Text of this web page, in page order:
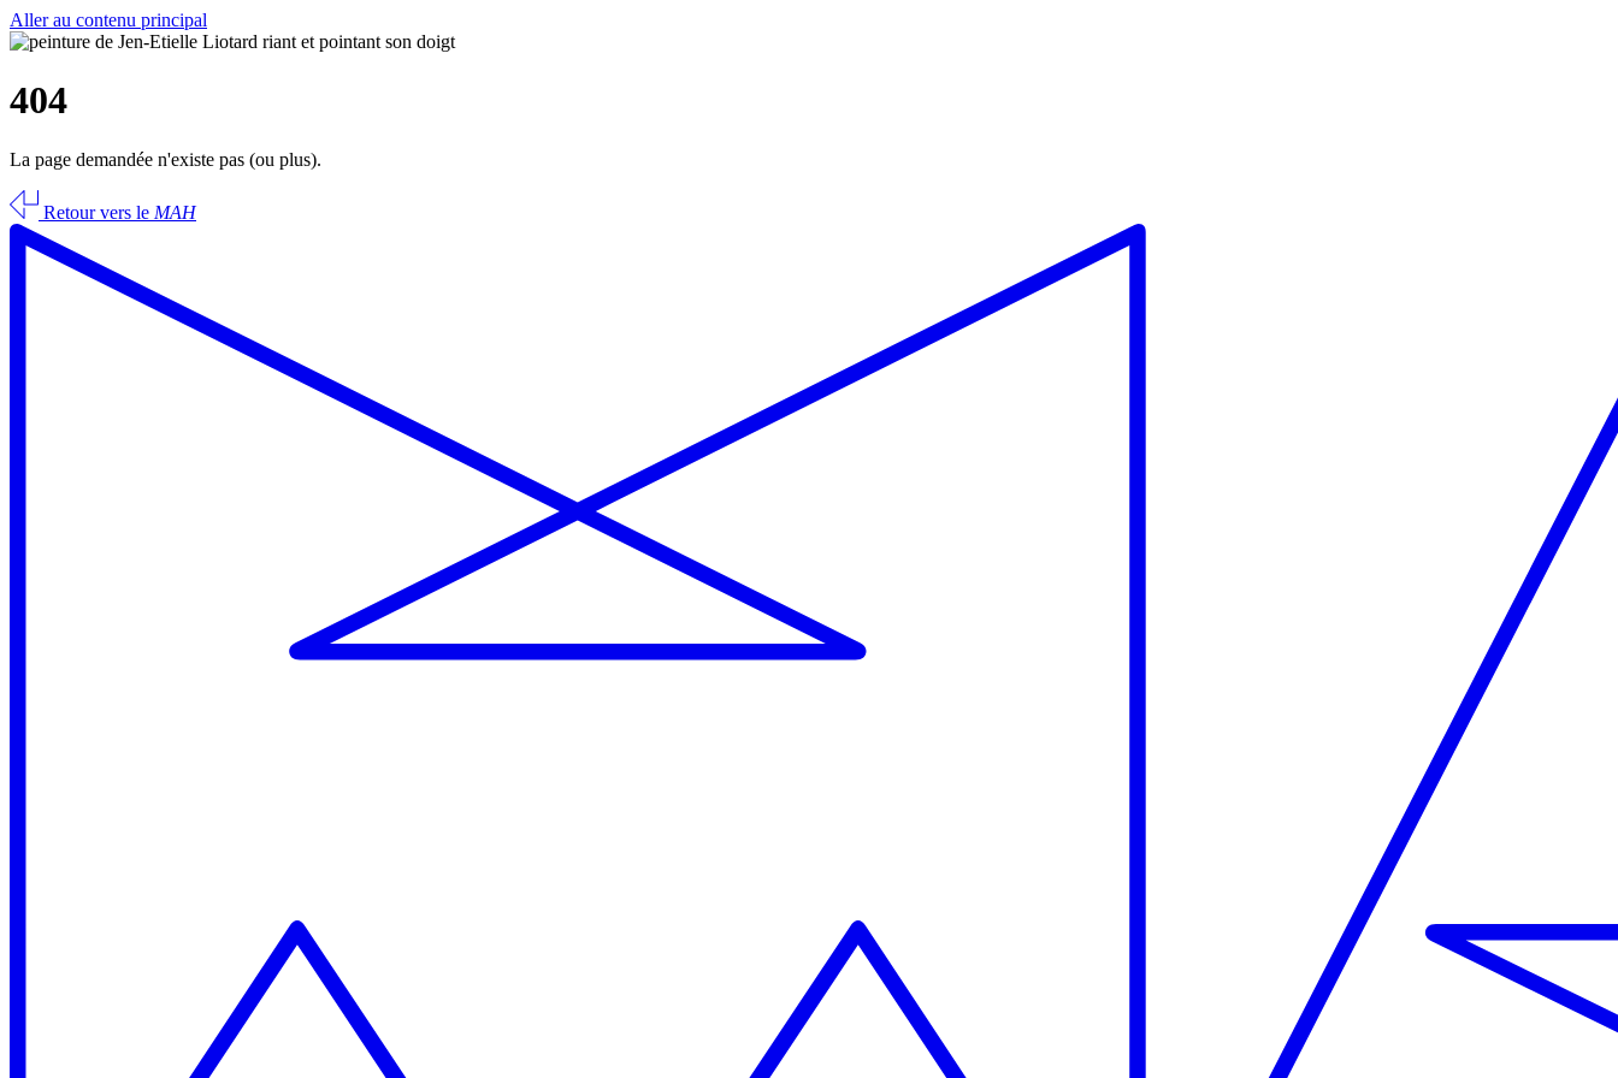
Aller au contenu principal
404
La page demandée n'existe pas (ou plus).
Retour vers le MAH